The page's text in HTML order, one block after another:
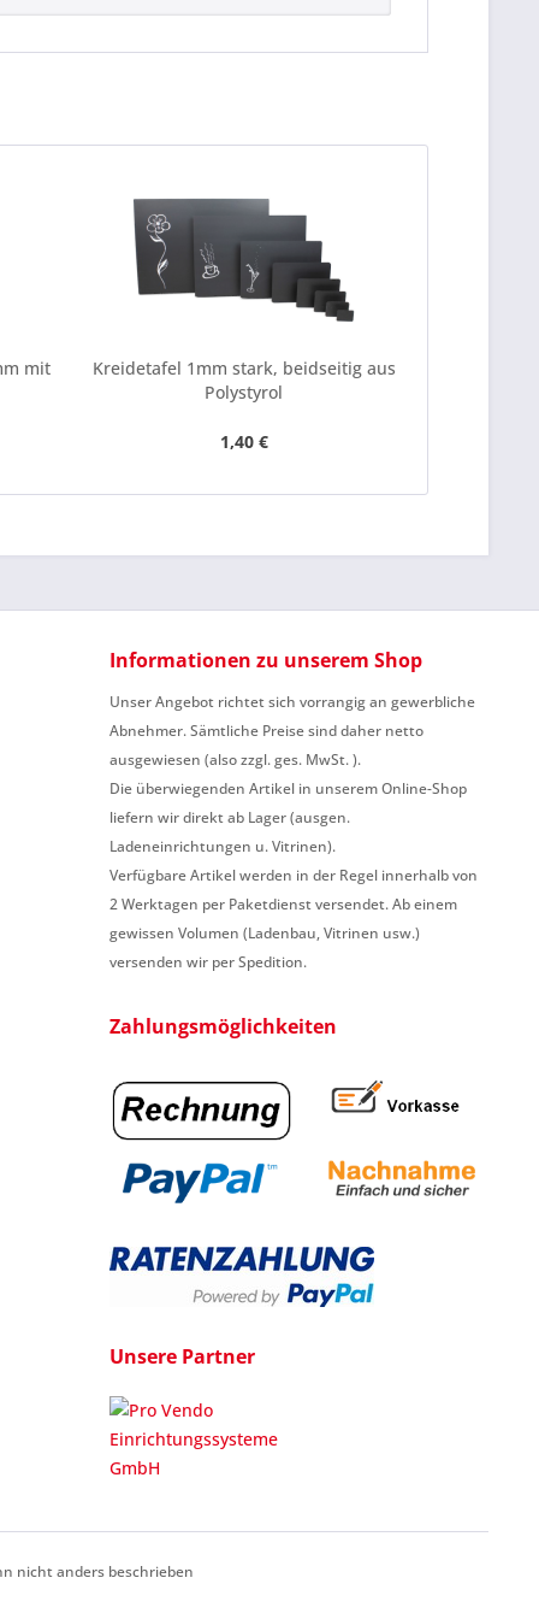
mit
Kreidetafel 1mm stark, beidseitig aus
Polystyrol
1,40 €
Informationen zu unserem Shop
Unser Angebot richtet sich vorrangig an gewerbliche
Abnehmer. Sämtliche Preise sind daher netto
ausgewiesen (also zzgl. ges. MwSt. ).
Die überwiegenden Artikel in unserem Online-Shop
liefern wir direkt ab Lager (ausgen.
Ladeneinrichtungen u. Vitrinen).
Verfügbare Artikel werden in der Regel innerhalb von
2 Werktagen per Paketdienst versendet. Ab einem
gewissen Volumen (Ladenbau, Vitrinen usw.)
versenden wir per Spedition.
Zahlungsmöglichkeiten
Unsere Partner
nicht anders beschrieben